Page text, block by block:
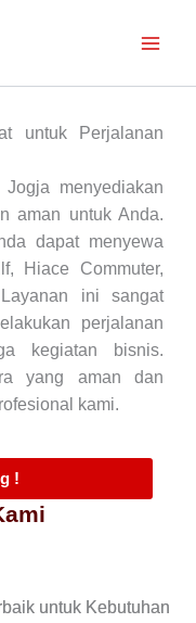
untuk Perjalanan
menyediakan
aman untuk Anda.
dapat menyewa
Hiace Commuter,
ini sangat
perjalanan
kegiatan bisnis.
yang aman dan
kami.
!
untuk Kebutuhan